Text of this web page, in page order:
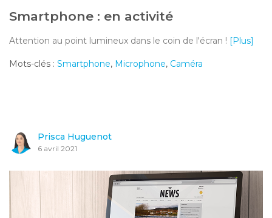
Smartphone : en activité
Attention au point lumineux dans le coin de l'écran ! [Plus]
Mots-clés : Smartphone, Microphone, Caméra
Prisca Huguenot
6 avril 2021